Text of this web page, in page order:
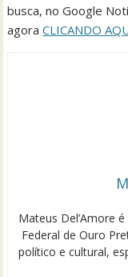
busca, no Google
agoraCLICANDO
Mateus Del’Amore
Federal de Ouro
político e cultural,